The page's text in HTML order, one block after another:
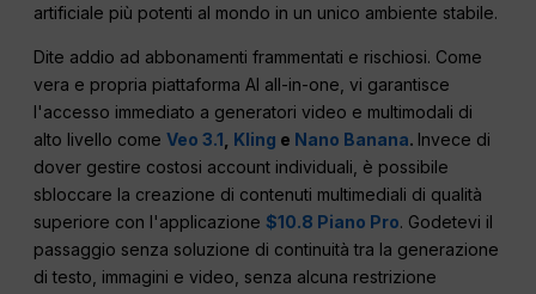
artificiale più potenti al mondo in un unico ambiente stabile.
Dite addio ad abbonamenti frammentati e rischiosi. Come
vera e propria piattaforma AI all-in-one, vi garantisce
l'accesso immediato a generatori video e multimodali di
alto livello comeVeo 3.1 , Kling e Nano Banana. Invece di
dover gestire costosi account individuali, è possibile
sbloccare la creazione di contenuti multimediali di qualità
superiore con l'applicazione$10.8 Piano Pro. Godetevi il
passaggio senza soluzione di continuità tra la generazione
di testo, immagini e video, senza alcuna restrizione